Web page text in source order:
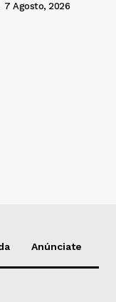
7 Agosto, 2026
Anúnciate